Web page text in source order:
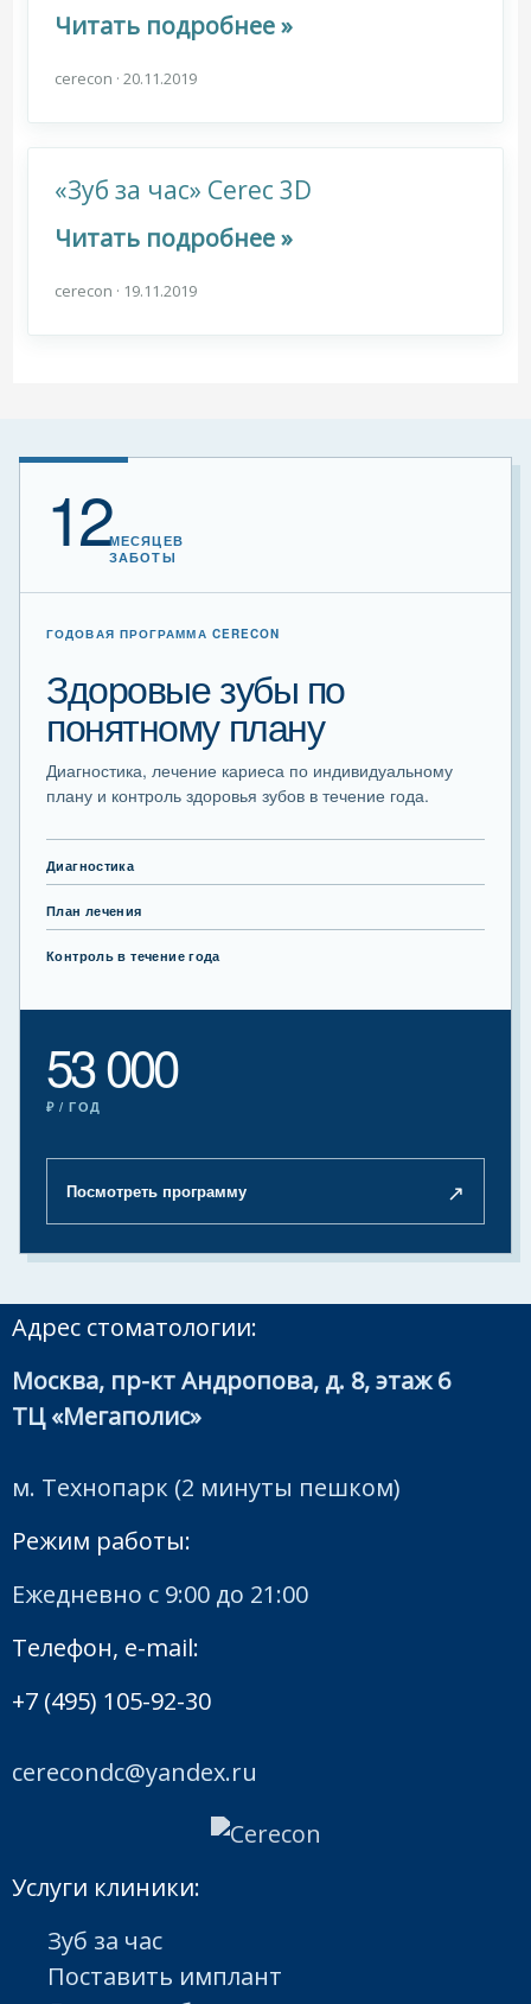
Читать подробнее »
cerecon · 20.11.2019
«Зуб за час» Cerec 3D
Читать подробнее »
cerecon · 19.11.2019
12МЕСЯЦЕВ
ЗАБОТЫ
ГОДОВАЯ ПРОГРАММА CERECON
Здоровые зубы по
понятному плану
Диагностика, лечение кариеса по индивидуальному
плану и контроль здоровья зубов в течение года.
Диагностика
План лечения
Контроль в течение года
53 000
₽ / ГОД
Посмотреть программу ↗
Адрес стоматологии:
Москва, пр-кт Андропова, д. 8, этаж 6
ТЦ «Мегаполис»
м. Технопарк (2 минуты пешком)
Режим работы:
Ежедневно с 9:00 до 21:00
Телефон, e-mail:
+7 (495) 105-92-30
cerecondc@yandex.ru
Услуги клиники:
Зуб за час
Поставить имплант